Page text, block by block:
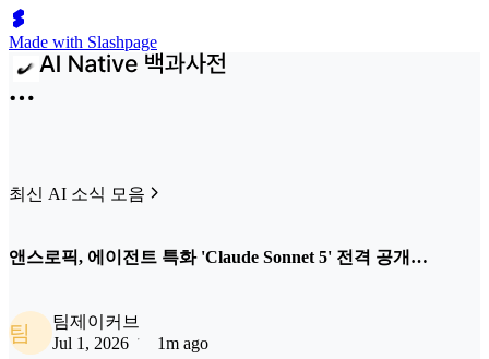
Made with Slashpage
최신 AI 소식 모음
앤스로픽, 에이전트 특화 'Claude Sonnet 5' 전격 공개…
팀
팀제이커브
Jul 1, 2026
1m ago